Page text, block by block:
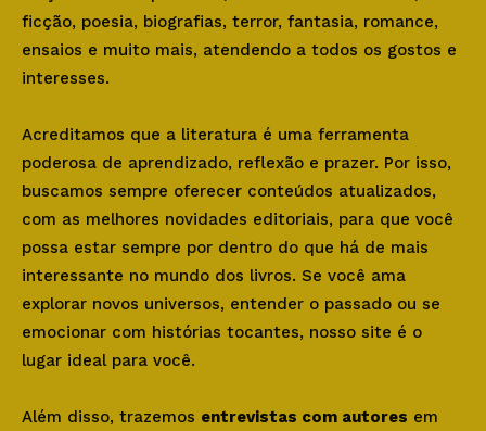
ficção, poesia, biografias, terror, fantasia, romance,
ensaios e muito mais, atendendo a todos os gostos e
interesses.
Acreditamos que a literatura é uma ferramenta
poderosa de aprendizado, reflexão e prazer. Por isso,
buscamos sempre oferecer conteúdos atualizados,
com as melhores novidades editoriais, para que você
possa estar sempre por dentro do que há de mais
interessante no mundo dos livros. Se você ama
explorar novos universos, entender o passado ou se
emocionar com histórias tocantes, nosso site é o
lugar ideal para você.
Além disso, trazemos entrevistas com autores em